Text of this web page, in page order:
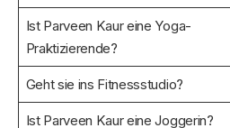
Ist Parveen Kaur eine Yoga-
Praktizierende?
Geht sie ins Fitnessstudio?
Ist Parveen Kaur eine Joggerin?